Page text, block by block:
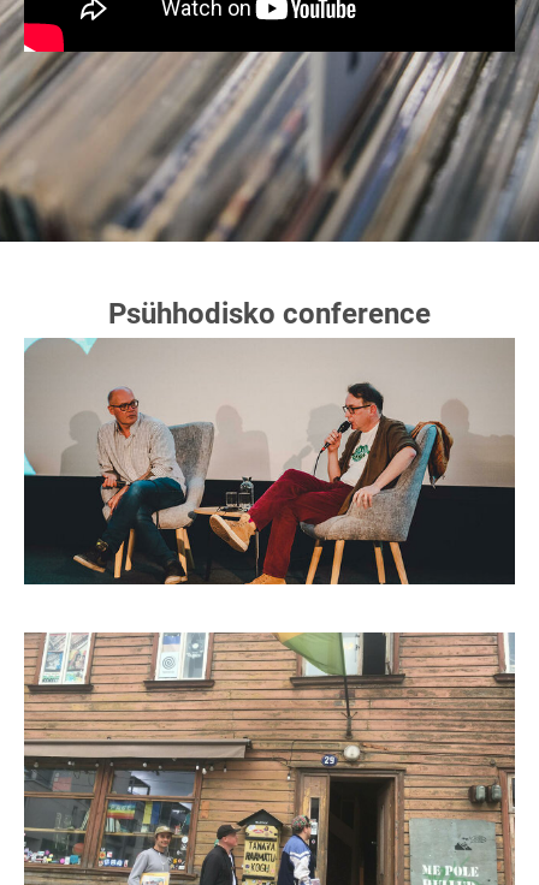
Psühhodisko conference